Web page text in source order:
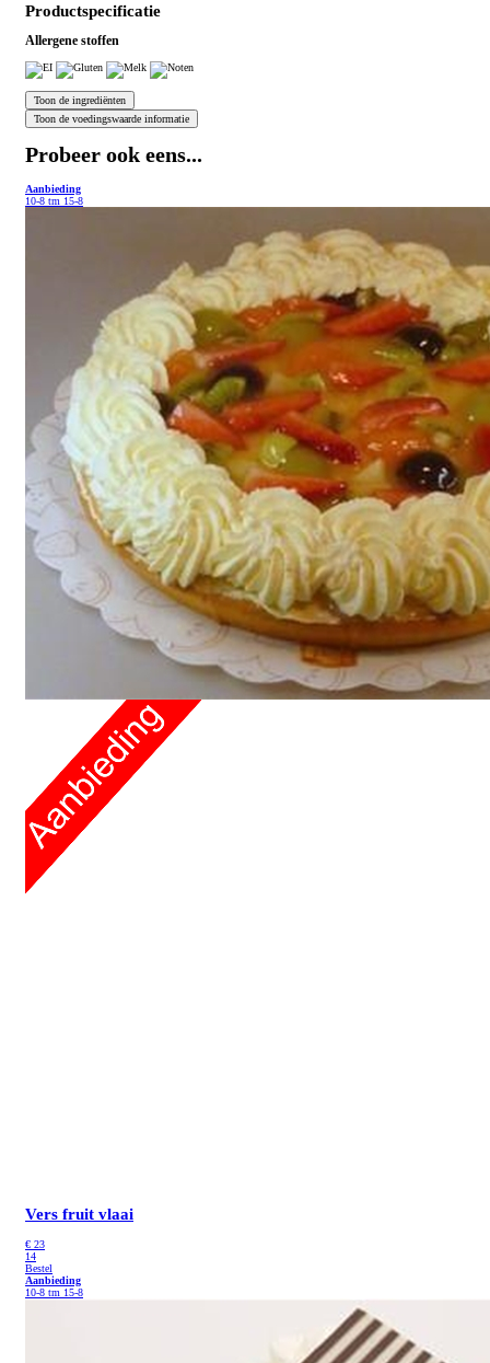
Productspecificatie
Allergene stoffen
Probeer ook eens...
Aanbieding
10-8 tm 15-8
Vers fruit vlaai
€ 23
14
Bestel
Aanbieding
10-8 tm 15-8